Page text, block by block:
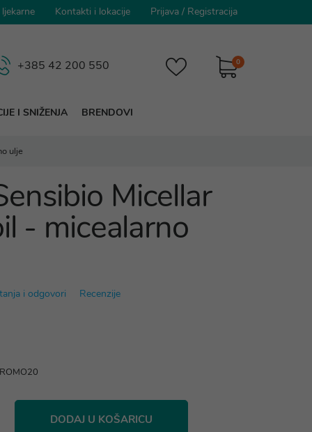
Kontakti i lokacije Prijava / Registracija
0
+385 42 200 550
I SNIŽENJA BRENDOVI
ulje
Micellar
- micealarno
i odgovori Recenzije
DODAJ U KOŠARICU